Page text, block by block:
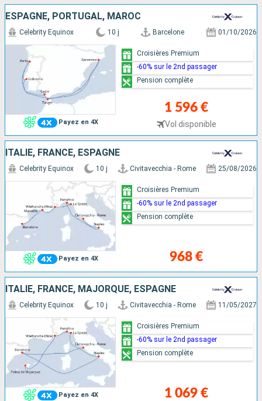
ESPAGNE, PORTUGAL, MAROC
Payez en 4X
Celebrity Equinox 10 j Barcelone 01/10/2026
1 596 €
Vol disponible
Croisières Premium
-60% sur le 2nd passager
Pension complète
ITALIE, FRANCE, ESPAGNE
Payez en 4X
Celebrity Equinox 10 j Civitavecchia - Rome 25/08/2026
968 €
Croisières Premium
-60% sur le 2nd passager
Pension complète
ITALIE, FRANCE, MAJORQUE, ESPAGNE
Payez en 4X
Celebrity Equinox 10 j Civitavecchia - Rome 11/05/2027
1 069 €
Croisières Premium
-60% sur le 2nd passager
Pension complète